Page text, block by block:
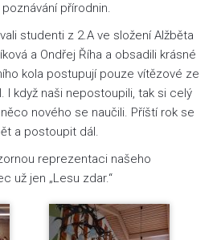
přírodnin.
studenti z 2.A ve složení Alžběta
a Ondřej Říha a obsadili krásné
kola postupují pouze vítězové ze
I když naši nepostoupili, tak si celý
nového se naučili. Příští rok se
a postoupit dál.
reprezentaci našeho
už jen „Lesu zdar.“